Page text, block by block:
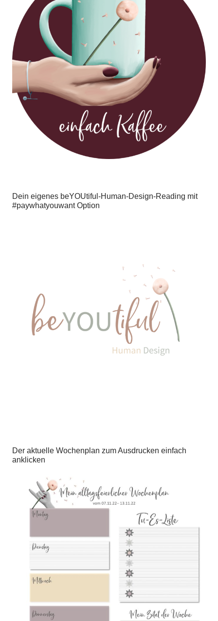
Dein eigenes beYOUtiful-Human-Design-Reading mit
#paywhatyouwant Option
Der aktuelle Wochenplan zum Ausdrucken einfach
anklicken